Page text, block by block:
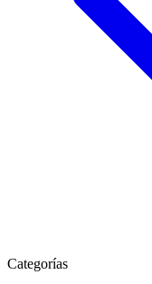
Categorías